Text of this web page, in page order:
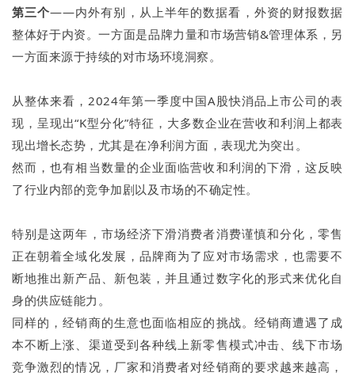
第三个——内外有别，从上半年的数据看，外资的财报数据
整体好于内资。一方面是品牌力量和市场营销&管理体系，另
一方面来源于持续的对市场环境洞察。
从整体来看，2024年第一季度中国A股快消品上市公司的表
现，呈现出“K型分化”特征，大多数企业在营收和利润上都表
现出增长态势，尤其是在净利润方面，表现尤为突出。
然而，也有相当数量的企业面临营收和利润的下滑，这反映
了行业内部的竞争加剧以及市场的不确定性。
特别是这两年，市场经济下滑消费者消费谨慎和分化，零售
正在朝着全域化发展，品牌商为了应对市场需求，也需要不
断地推出新产品、新包装，并且通过数字化的形式来优化自
身的供应链能力。
同样的，经销商的生意也面临相应的挑战。经销商遭遇了成
本不断上涨、渠道受到各种线上新零售模式冲击、线下市场
竞争激烈的情况，厂家和消费者对经销商的要求越来越高，